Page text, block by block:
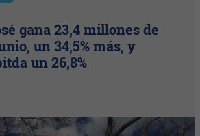
gana 23,4 millones de
un 34,5% más, y
un 26,8%